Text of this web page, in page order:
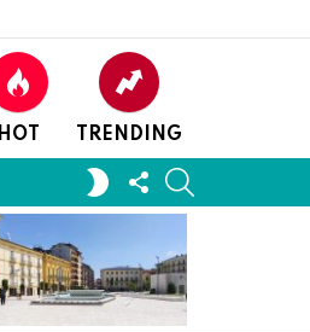
HOT TRENDING
SWITCH
SKIN
FOLLOW
US